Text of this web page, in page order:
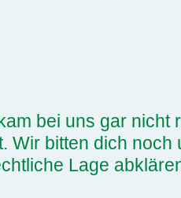
bei uns gar nicht
Wir bitten dich
Lage